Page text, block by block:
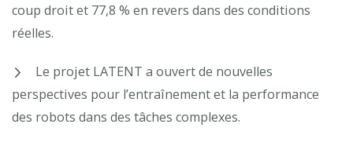
coup droit et 77,8 % en revers dans des conditions
réelles.
Le projet LATENT a ouvert de nouvelles
perspectives pour l’entraînement et la performance
des robots dans des tâches complexes.